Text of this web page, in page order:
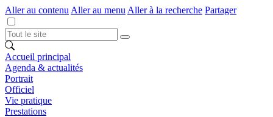
Aller au contenu Aller au menu Aller à la recherche Partager
Accueil principal
Agenda & actualités
Portrait
Officiel
Vie pratique
Prestations